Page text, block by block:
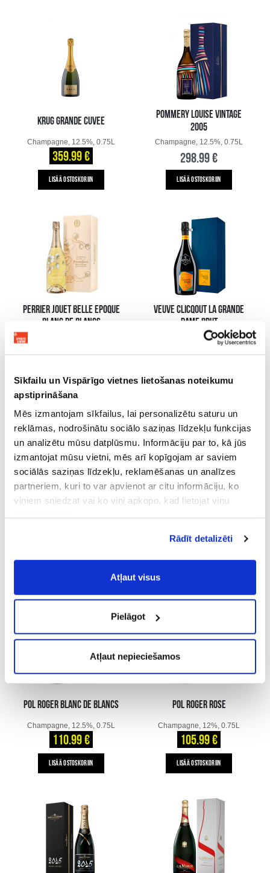
Sīkfailu un Vispārīgo vietnes lietošanas noteikumu
apstiprināšana
Mēs izmantojam sīkfailus, lai personalizētu saturu un
reklāmas, nodrošinātu sociālo saziņas līdzekļu funkcijas
un analizētu mūsu datplūsmu. Informāciju par to, kā jūs
izmantojat mūsu vietni, mēs arī kopīgojam ar saviem
sociālās saziņas līdzekļu, reklamēšanas un analīzes
partneriem, kuri to var apvienot ar citu informāciju, ko
viņiem sniedzat vai ko viņi apkopo, kad lietojat viņu
Vispārīgiem vietnes lietošanas
noteikumiem(saīsināti - VVLN).
Rādīt detalizēti
Atļaut visus
Pielāgot
Atļaut nepieciešamos
KRUG GRANDE CUVEE
Champagne, 12.5%, 0.75L
359.99 €
LISÄÄ OSTOSKORIIN
POMMERY LOUISE VINTAGE
2005
Champagne, 12.5%, 0.75L
298.99 €
LISÄÄ OSTOSKORIIN
PERRIER JOUET BELLE EPOQUE
BLANC DE BLANCS
279.99 €
VEUVE CLICQOUT LA GRANDE
DAME BRUT
Champagne, 12.5%, 0.75L
220.99 €
PIPER-HEIDSIECK BRUT
MAGNUM NIGHT
131.99 €
POL ROGER BLANC DE BLANCS
Champagne, 12.5%, 0.75L
110.99 €
LISÄÄ OSTOSKORIIN
POL ROGER ROSE
Champagne, 12%, 0.75L
105.99 €
LISÄÄ OSTOSKORIIN